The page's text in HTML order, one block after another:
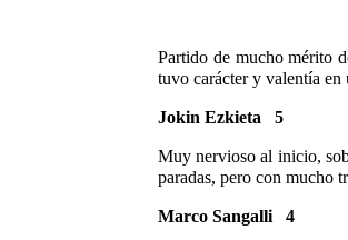
Partido de mucho mérito
tuvo carácter y valentía en
Jokin Ezkieta 5
Muy nervioso al inicio,
paradas, pero con mucho
Marco Sangalli 4